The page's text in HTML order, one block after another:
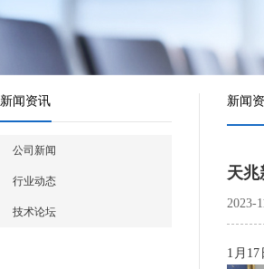
新闻资讯
公司新闻
行业动态
技术论坛
新闻
天兆
2023-
1月